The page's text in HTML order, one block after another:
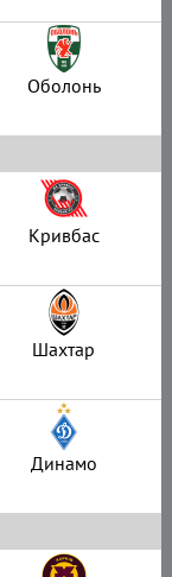
Оболонь
Кривбас
Шахтар
Динамо